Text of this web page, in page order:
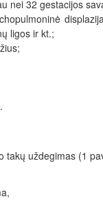
nei 32 gestacijos
ligos ir kt.;
takų uždegimas (1